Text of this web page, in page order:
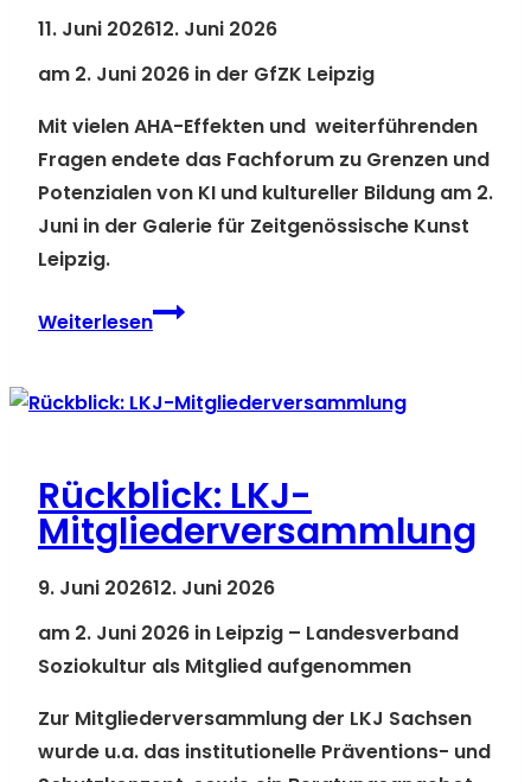
11. Juni 202612. Juni 2026
am 2. Juni 2026 in der GfZK Leipzig
Mit vielen AHA-Effekten und weiterführenden
Fragen endete das Fachforum zu Grenzen und
Potenzialen von KI und kultureller Bildung am 2.
Juni in der Galerie für Zeitgenössische Kunst
Leipzig.
WeiterlesenRÜCKBLICK:
und
Bildung
Rückblick: LKJ-
Mitgliederversammlung
9. Juni 202612. Juni 2026
am 2. Juni 2026 in Leipzig – Landesverband
Soziokultur als Mitglied aufgenommen
Zur Mitgliederversammlung der LKJ Sachsen
wurde u.a. das institutionelle Präventions- und